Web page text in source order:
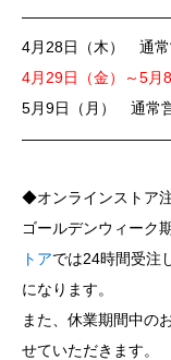
4月28日（木） 通常
4月29日（金）～5
5月9日（月） 通常
◆オンラインストア
ゴールデンウィーク
トアでは24時間受注
になります。
また、休業期間中の
せていただきます。